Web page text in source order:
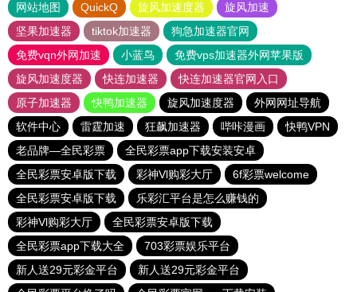
网站地图 QuickQ 旋风加速度器
旋风加速
坚果加速器
tiktok加速器
狗急加速器官网
免费vqn外网加速
小蓝鸟
免费vps加速器外网苹果版
旋风加速度器
快连加速器
快连加速器官网入口
原子加速器
快鸭加速器 旋风加速度器
外网网址导航
软件中心
雷霆加速 狂飙加速器 哔咔漫画
快鸭VPN
老品牌—全民彩票
全民彩票app下载安装安卓
全民彩票安卓版下载
彩神Vl购彩大厅
6f彩票welcome
全民彩票安卓版下载
乐彩汇平台是怎么赚钱的
彩神Vl购彩大厅
全民彩票安卓版下载
全民彩票app下载大全
703彩票娱乐平台
新人送29元彩金平台
新人送29元彩金平台